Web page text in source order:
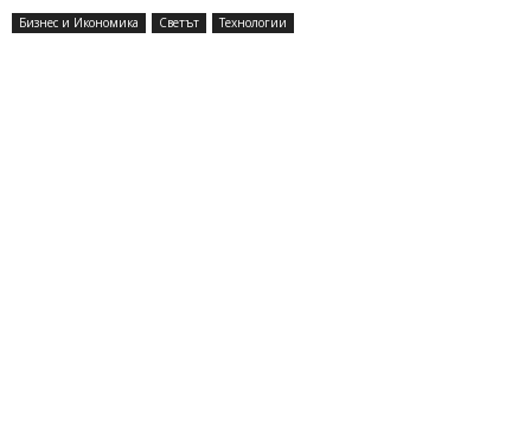
Бизнес и Икономика Светът Технологии